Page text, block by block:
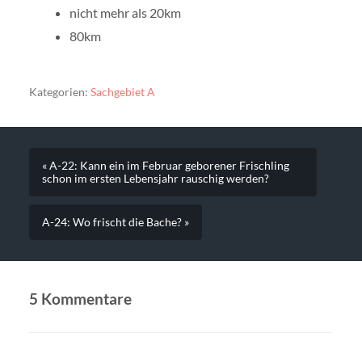
nicht mehr als 20km
80km
Kategorien: Sachgebiet A
« A-22: Kann ein im Februar geborener Frischling
schon im ersten Lebensjahr rauschig werden?
A-24: Wo frischt die Bache? »
5 Kommentare